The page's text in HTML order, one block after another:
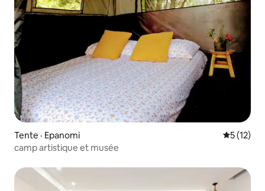
Tente · Epanomi Note
5 (12)
camp artistique et musée